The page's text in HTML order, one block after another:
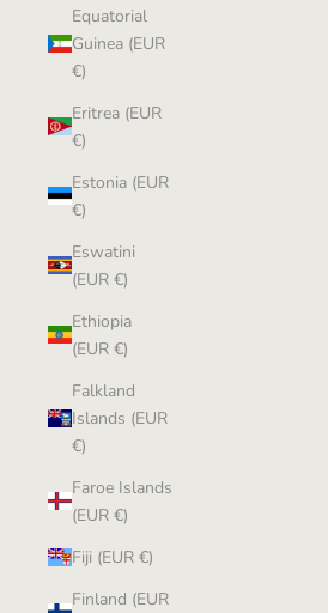
Equatorial
Guinea (EUR
€)
Eritrea (EUR
€)
Estonia (EUR
€)
Eswatini
(EUR €)
Ethiopia
(EUR €)
Falkland
Islands (EUR
€)
Faroe Islands
(EUR €)
Fiji (EUR €)
Finland (EUR